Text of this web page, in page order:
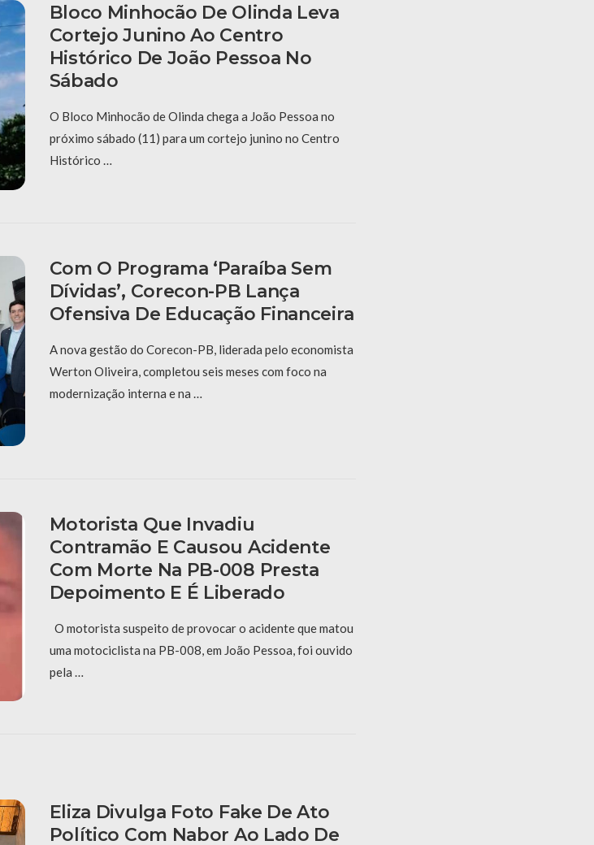
Bloco Minhocão De Olinda Leva
Cortejo Junino Ao Centro
Histórico De João Pessoa No
Sábado
O Bloco Minhocão de Olinda chega a João Pessoa no
próximo sábado (11) para um cortejo junino no Centro
Histórico …
Com O Programa ‘Paraíba Sem
Dívidas’, Corecon-PB Lança
Ofensiva De Educação Financeira
A nova gestão do Corecon-PB, liderada pelo economista
Werton Oliveira, completou seis meses com foco na
modernização interna e na …
Motorista Que Invadiu
Contramão E Causou Acidente
Com Morte Na PB-008 Presta
Depoimento E É Liberado
O motorista suspeito de provocar o acidente que matou
uma motociclista na PB-008, em João Pessoa, foi ouvido
pela …
Eliza Divulga Foto Fake De Ato
Político Com Nabor Ao Lado De